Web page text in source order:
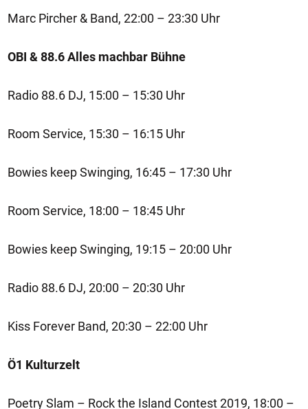
Marc Pircher & Band, 22:00 – 23:30 Uhr
OBI & 88.6 Alles machbar Bühne
Radio 88.6 DJ, 15:00 – 15:30 Uhr
Room Service, 15:30 – 16:15 Uhr
Bowies keep Swinging, 16:45 – 17:30 Uhr
Room Service, 18:00 – 18:45 Uhr
Bowies keep Swinging, 19:15 – 20:00 Uhr
Radio 88.6 DJ, 20:00 – 20:30 Uhr
Kiss Forever Band, 20:30 – 22:00 Uhr
Ö1 Kulturzelt
Poetry Slam – Rock the Island Contest 2019, 18:00 –